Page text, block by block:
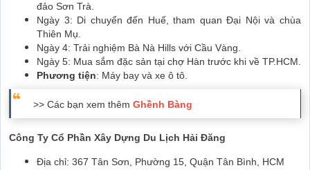
đảo Sơn Trà.
Ngày 3: Di chuyển đến Huế, tham quan Đại Nội và chùa
Thiên Mụ.
Ngày 4: Trải nghiệm Bà Nà Hills với Cầu Vàng.
Ngày 5: Mua sắm đặc sản tại chợ Hàn trước khi về TP.HCM.
Phương tiện: Máy bay và xe ô tô.
>> Các bạn xem thêm Ghềnh Bàng
Công Ty Cổ Phần Xây Dựng Du Lịch Hải Đăng
Địa chỉ: 367 Tân Sơn, Phường 15, Quận Tân Bình, HCM